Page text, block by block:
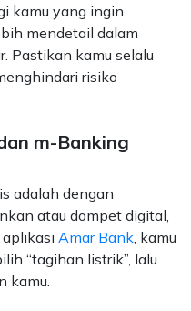
kamu yang ingin
mendetail dalam
Pastikan kamu selalu
risiko
m-Banking
adalah dengan
atau dompet digital,
Amar Bank , kamu
“tagihan listrik”, lalu
kamu.